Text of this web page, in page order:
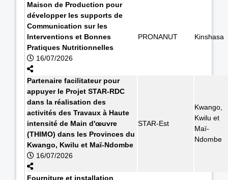
Maison de Production pour
développer les supports de
Communication sur les
Interventions et Bonnes
Pratiques Nutritionnelles
16/07/2026
PRONANUT Kinshasa
Partenaire facilitateur pour
appuyer le Projet STAR-RDC
dans la réalisation des
activités des Travaux à Haute
intensité de Main d'œuvre
(THIMO) dans les Provinces du
Kwango, Kwilu et Maï-Ndombe
16/07/2026
STAR-Est
Kwango,
Kwilu et
Maï-
Ndombe
Fourniture et installation